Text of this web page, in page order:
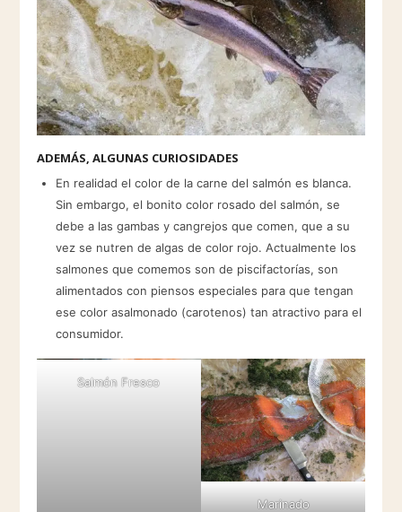
ADEMÁS, ALGUNAS CURIOSIDADES
En realidad el color de la carne del salmón es blanca.
Sin embargo, el bonito color rosado del salmón, se
debe a las gambas y cangrejos que comen, que a su
vez se nutren de algas de color rojo. Actualmente los
salmones que comemos son de piscifactorías, son
alimentados con piensos especiales para que tengan
ese color asalmonado (carotenos) tan atractivo para el
consumidor.
Salmón Fresco
Marinado